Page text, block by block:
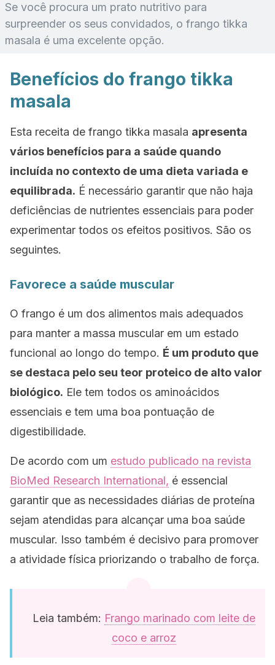
Se você procura um prato nutritivo para
surpreender os seus convidados, o frango tikka
masala é uma excelente opção.
Benefícios do frango tikka
masala
Esta receita de frango tikka masala apresenta
vários benefícios para a saúde quando
incluída no contexto de uma dieta variada e
equilibrada. É necessário garantir que não haja
deficiências de nutrientes essenciais para poder
experimentar todos os efeitos positivos. São os
seguintes.
Favorece a saúde muscular
O frango é um dos alimentos mais adequados
para manter a massa muscular em um estado
funcional ao longo do tempo. É um produto que
se destaca pelo seu teor proteico de alto valor
biológico. Ele tem todos os aminoácidos
essenciais e tem uma boa pontuação de
digestibilidade.
De acordo com um estudo publicado na revista
BioMed Research International, é essencial
garantir que as necessidades diárias de proteína
sejam atendidas para alcançar uma boa saúde
muscular. Isso também é decisivo para promover
a atividade física priorizando o trabalho de força.
Leia também: Frango marinado com leite de
coco e arroz